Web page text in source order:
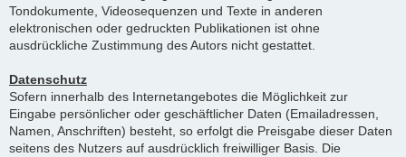
Tondokumente, Videosequenzen und Texte in anderen
elektronischen oder gedruckten Publikationen ist ohne
ausdrückliche Zustimmung des Autors nicht gestattet.
Datenschutz
Sofern innerhalb des Internetangebotes die Möglichkeit zur
Eingabe persönlicher oder geschäftlicher Daten (Emailadressen,
Namen, Anschriften) besteht, so erfolgt die Preisgabe dieser Daten
seitens des Nutzers auf ausdrücklich freiwilliger Basis. Die